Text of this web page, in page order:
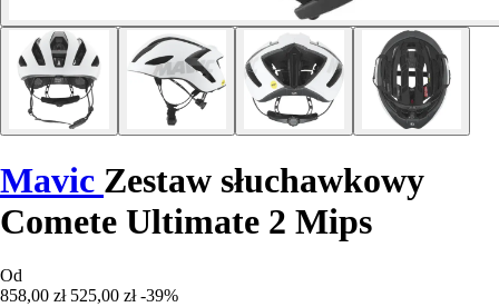
Mavic Zestaw słuchawkowy
Comete Ultimate 2 Mips
Od
858,00 zł 525,00 zł -39%